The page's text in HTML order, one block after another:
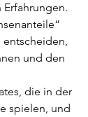
entscheiden,
und den
die in der
spielen, und